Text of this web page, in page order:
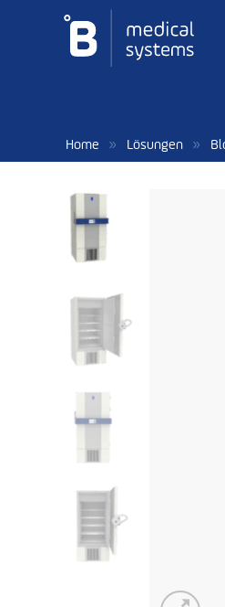
Home » Lösungen »